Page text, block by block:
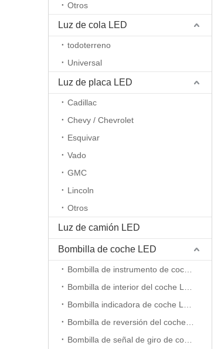
Otros
Luz de cola LED
todoterreno
Universal
Luz de placa LED
Cadillac
Chevy / Chevrolet
Esquivar
Vado
GMC
Lincoln
Otros
Luz de camión LED
Bombilla de coche LED